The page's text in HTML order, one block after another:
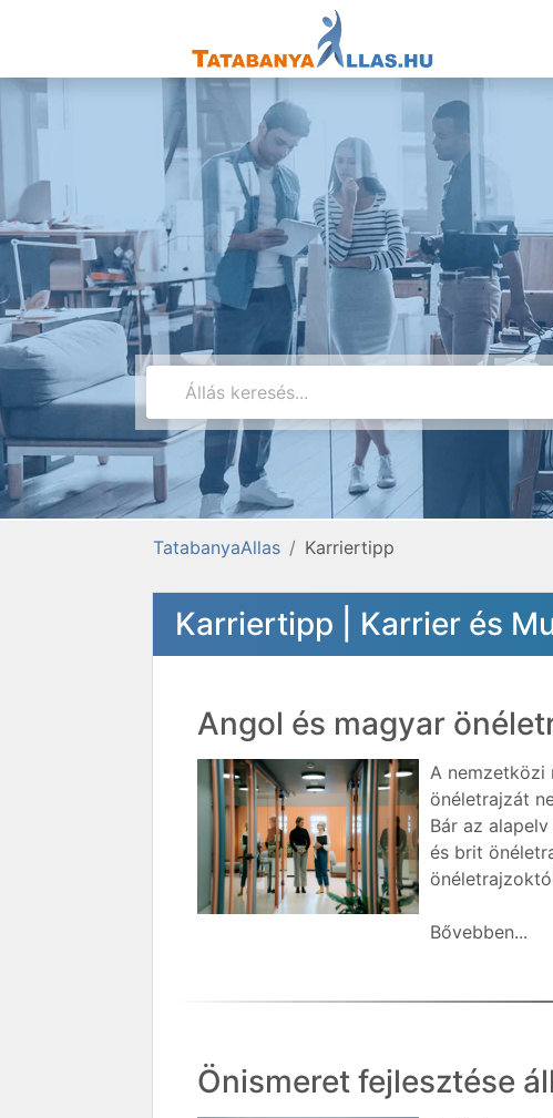
TatabanyaAllas Karriertipp
Karriertipp | Karrier és
Angol és magyar
A nemzetközi
önéletrajzát
Bár az
és brit
Bővebben...
Önismeret fejlesztése